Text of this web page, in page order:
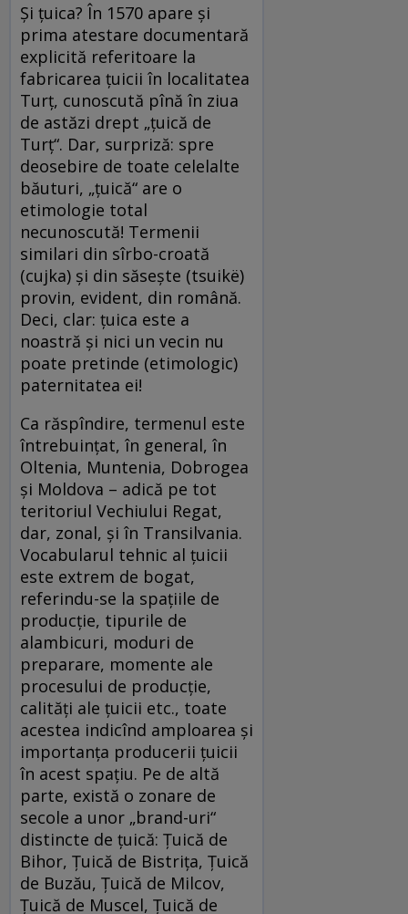
Și țuica? În 1570 apare și
prima atestare documentară
explicită referitoare la
fabricarea țuicii în localitatea
Turț, cunoscută pînă în ziua
de astăzi drept „țuică de
Turț“. Dar, surpriză: spre
deosebire de toate celelalte
băuturi, „țuică“ are o
etimologie total
necunoscută! Termenii
similari din sîrbo-croată
(cujka) și din săseşte (tsuikë)
provin, evident, din română.
Deci, clar: țuica este a
noastră și nici un vecin nu
poate pretinde (etimologic)
paternitatea ei!
Ca răspîndire, termenul este
întrebuinţat, în general, în
Oltenia, Muntenia, Dobrogea
şi Moldova – adică pe tot
teritoriul Vechiului Regat,
dar, zonal, și în Transilvania.
Vocabularul tehnic al țuicii
este extrem de bogat,
referindu-se la spațiile de
producție, tipurile de
alambicuri, moduri de
preparare, momente ale
procesului de producție,
calități ale țuicii etc., toate
acestea indicînd amploarea și
importanța producerii țuicii
în acest spațiu. Pe de altă
parte, există o zonare de
secole a unor „brand-uri“
distincte de țuică: Ţuică de
Bihor, Ţuică de Bistriţa, Ţuică
de Buzău, Ţuică de Milcov,
Ţuică de Muscel, Ţuică de